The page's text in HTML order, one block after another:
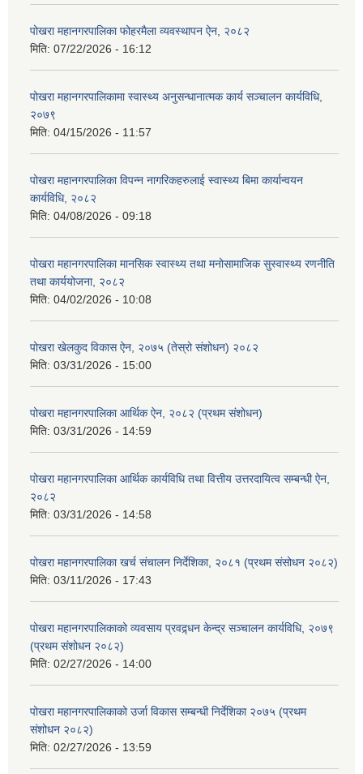
पोखरा महानगरपालिका फोहरमैला व्यवस्थापन ऐन, २०८२
मिति: 07/22/2026 - 16:12
पोखरा महानगरपालिकामा स्वास्थ्य अनुसन्धानात्मक कार्य सञ्चालन कार्यविधि,
२०७९
मिति: 04/15/2026 - 11:57
पोखरा महानगरपालिका विपन्न नागरिकहरुलाई स्वास्थ्य बिमा कार्यान्वयन
कार्यविधि, २०८२
मिति: 04/08/2026 - 09:18
पोखरा महानगरपालिका मानसिक स्वास्थ्य तथा मनोसामाजिक सुस्वास्थ्य रणनीति
तथा कार्ययोजना, २०८२
मिति: 04/02/2026 - 10:08
पोखरा खेलकुद विकास ऐन, २०७५ (तेस्रो संशोधन) २०८२
मिति: 03/31/2026 - 15:00
पोखरा महानगरपालिका आर्थिक ऐन, २०८२ (प्रथम संशोधन)
मिति: 03/31/2026 - 14:59
पोखरा महानगरपालिका आर्थिक कार्यविधि तथा वित्तीय उत्तरदायित्व सम्बन्धी ऐन,
२०८२
मिति: 03/31/2026 - 14:58
पोखरा महानगरपालिका खर्च संचालन निर्देशिका, २०८१ (प्रथम संसोधन २०८२)
मिति: 03/11/2026 - 17:43
पोखरा महानगरपालिकाको व्यवसाय प्रवद्र्धन केन्द्र सञ्चालन कार्यविधि, २०७९
(प्रथम संशोधन २०८२)
मिति: 02/27/2026 - 14:00
पोखरा महानगरपालिकाको उर्जा विकास सम्बन्धी निर्देशिका २०७५ (प्रथम
संशोधन २०८२)
मिति: 02/27/2026 - 13:59